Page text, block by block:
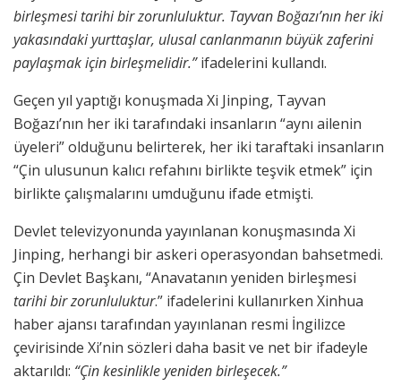
birleşmesi tarihi bir zorunluluktur. Tayvan Boğazı’nın her iki
yakasındaki yurttaşlar, ulusal canlanmanın büyük zaferini
paylaşmak için birleşmelidir.”ifadelerini kullandı.
Geçen yıl yaptığı konuşmada Xi Jinping, Tayvan
Boğazı’nın her iki tarafındaki insanların “aynı ailenin
üyeleri” olduğunu belirterek, her iki taraftaki insanların
“Çin ulusunun kalıcı refahını birlikte teşvik etmek” için
birlikte çalışmalarını umduğunu ifade etmişti.
Devlet televizyonunda yayınlanan konuşmasında Xi
Jinping, herhangi bir askeri operasyondan bahsetmedi.
Çin Devlet Başkanı, “Anavatanın yeniden birleşmesi
tarihi bir zorunluluktur.” ifadelerini kullanırken Xinhua
haber ajansı tarafından yayınlanan resmi İngilizce
çevirisinde Xi’nin sözleri daha basit ve net bir ifadeyle
aktarıldı: “Çin kesinlikle yeniden birleşecek.”